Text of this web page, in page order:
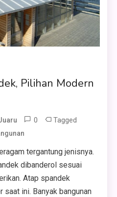
Pilihan Modern
0 Tagged
tergantung jenisnya.
dibanderol sesuai
Atap spandek
ini. Banyak bangunan